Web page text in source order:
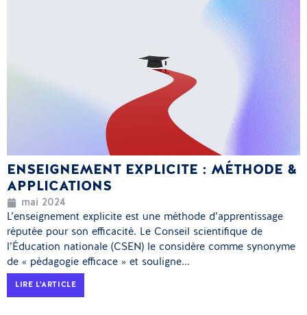
ENSEIGNEMENT EXPLICITE : MÉTHODE &
APPLICATIONS
mai 2024
L’enseignement explicite est une méthode d’apprentissage
réputée pour son efficacité. Le Conseil scientifique de
l’Éducation nationale (CSEN) le considère comme synonyme
de « pédagogie efficace » et souligne...
LIRE L'ARTICLE